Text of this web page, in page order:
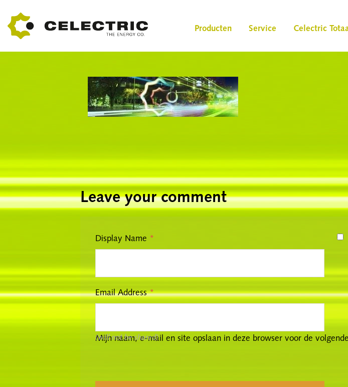
Producten Service Celectric
Leave your comment
Display Name *
Email Address*
(will not be shared)
Mijn naam, e-mail en site opslaan in deze browser voor de